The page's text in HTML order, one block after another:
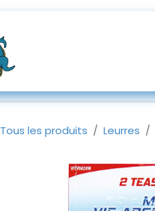
Tous les produits Leurres